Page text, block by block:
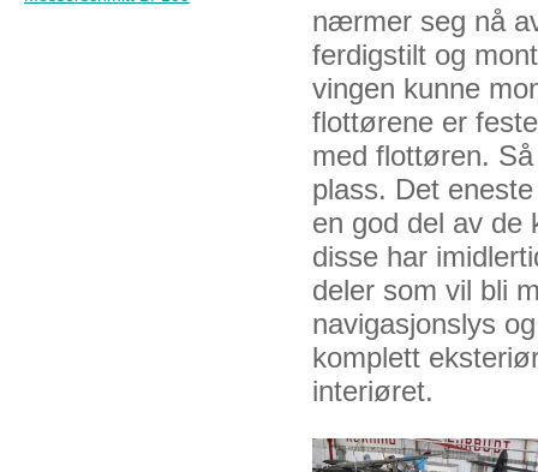
nærmer seg nå
ferdigstilt og
vingen kunne
flottørene er
med flottøren.
plass. Det
en god del av de
disse har
deler som vil bli
navigasjonslys
komplett
interiøret.